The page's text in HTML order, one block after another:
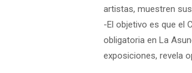
artistas, muestren
-El objetivo es que el
obligatoria en La
exposiciones, revela